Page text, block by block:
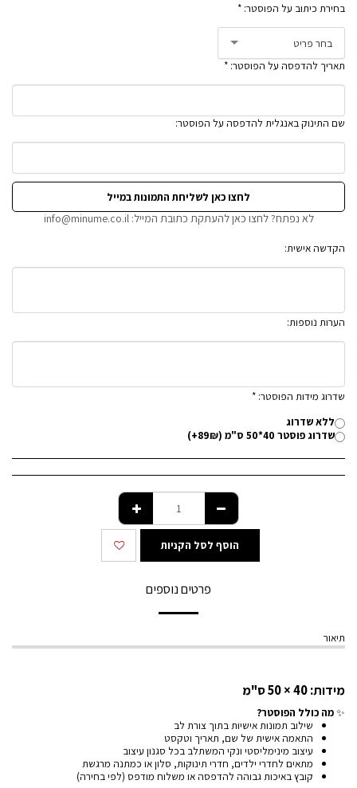
בחירת כיתוב על הפוסטר: *
בחר פריט
תאריך להדפסה על הפוסטר: *
שם התינוק באנגלית להדפסה על הפוסטר:
לחצו כאן לשליחת התמונות במייל
לא נפתח? לחצו כאן להעתקת כתובת המייל: info@minume.co.il
הקדשה אישית:
הערות נוספות:
שדרוג מידות הפוסטר: *
ללא שדרוג
שדרוג פוסטר 40*50 ס"מ (89₪+)
הוסף לסל הקניות
פרטים נוספים
תיאור
מידות: 40 × 50 ס"מ
✨מה כולל הפוסטר?
שילוב תמונות אישיות בתוך צורת לב
התאמה אישית של שם, תאריך וטקסט
עיצוב מינימליסטי ונקי המשתלב בכל סגנון עיצוב
מתאים לחדרי ילדים, חדרי תינוקות, סלון או כמתנה מרגשת
קובץ באיכות גבוהה להדפסה או משלוח מודפס (לפי בחירה)